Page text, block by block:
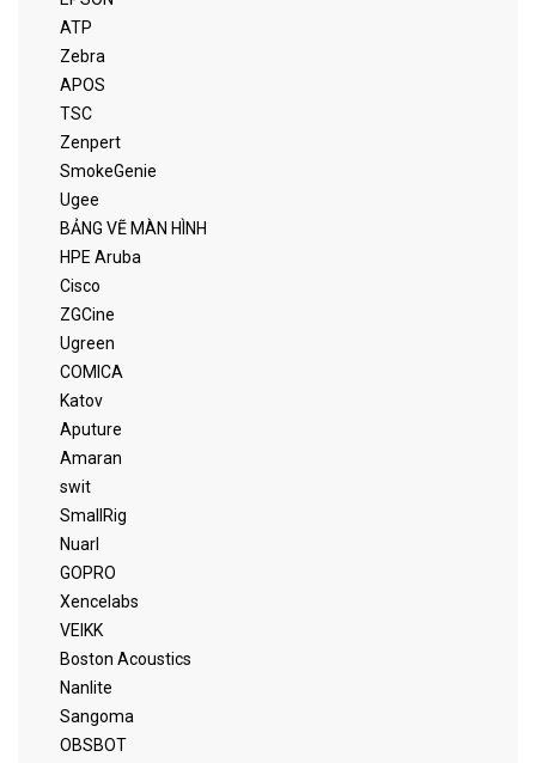
ATP
Zebra
APOS
TSC
Zenpert
SmokeGenie
Ugee
BẢNG VẼ MÀN HÌNH
HPE Aruba
Cisco
ZGCine
Ugreen
COMICA
Katov
Aputure
Amaran
swit
SmallRig
Nuarl
GOPRO
Xencelabs
VEIKK
Boston Acoustics
Nanlite
Sangoma
OBSBOT